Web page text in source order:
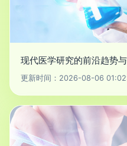
现代医学研究的前沿趋势
更新时间：2026-08-06